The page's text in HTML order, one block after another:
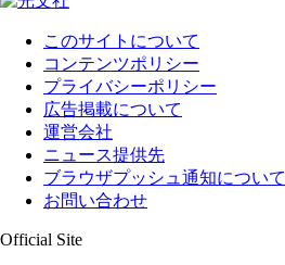
このサイトについて
コンテンツポリシー
プライバシーポリシー
広告掲載について
運営会社
ニュース提供先
ブラウザプッシュ通知について
お問い合わせ
Official Site